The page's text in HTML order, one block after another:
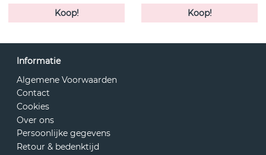
Koop!
Koop!
Informatie
Algemene Voorwaarden
Contact
Cookies
Over ons
Persoonlijke gegevens
Retour & bedenktijd